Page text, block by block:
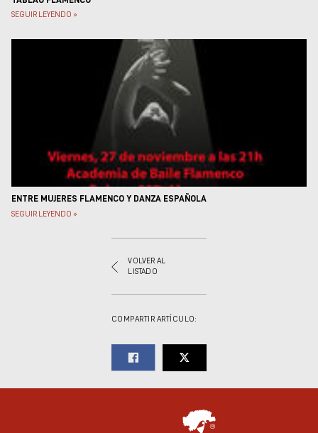
SEGUIR LEYENDO »
ENTRE MUJERES FLAMENCO Y DANZA ESPAÑOLA
SEGUIR LEYENDO »
VOLVER AL
LISTADO
COMPARTIR ARTÍCULO: